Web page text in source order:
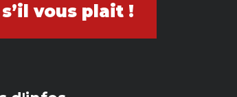
vous plait !